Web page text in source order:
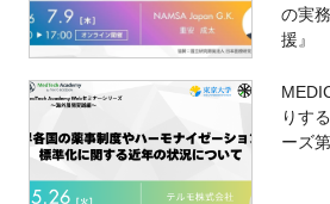
の実
援』
りす
ーズ